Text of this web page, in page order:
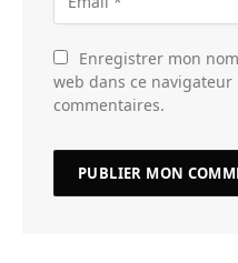
Enregistrer mon
web dans ce
commentaires.